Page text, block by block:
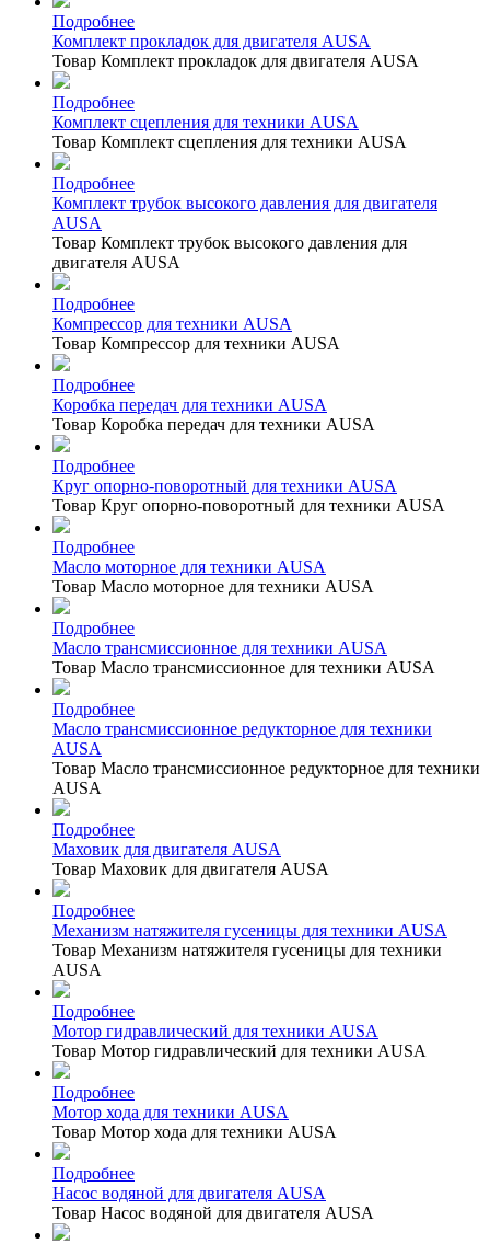
Подробнее
Комплект прокладок для двигателя AUSA
Товар Комплект прокладок для двигателя AUSA
Подробнее
Комплект сцепления для техники AUSA
Товар Комплект сцепления для техники AUSA
Подробнее
Комплект трубок высокого давления для двигателя
AUSA
Товар Комплект трубок высокого давления для
двигателя AUSA
Подробнее
Компрессор для техники AUSA
Товар Компрессор для техники AUSA
Подробнее
Коробка передач для техники AUSA
Товар Коробка передач для техники AUSA
Подробнее
Круг опорно-поворотный для техники AUSA
Товар Круг опорно-поворотный для техники AUSA
Подробнее
Масло моторное для техники AUSA
Товар Масло моторное для техники AUSA
Подробнее
Масло трансмиссионное для техники AUSA
Товар Масло трансмиссионное для техники AUSA
Подробнее
Масло трансмиссионное редукторное для техники
AUSA
Товар Масло трансмиссионное редукторное для техники
AUSA
Подробнее
Маховик для двигателя AUSA
Товар Маховик для двигателя AUSA
Подробнее
Механизм натяжителя гусеницы для техники AUSA
Товар Механизм натяжителя гусеницы для техники
AUSA
Подробнее
Мотор гидравлический для техники AUSA
Товар Мотор гидравлический для техники AUSA
Подробнее
Мотор хода для техники AUSA
Товар Мотор хода для техники AUSA
Подробнее
Насос водяной для двигателя AUSA
Товар Насос водяной для двигателя AUSA